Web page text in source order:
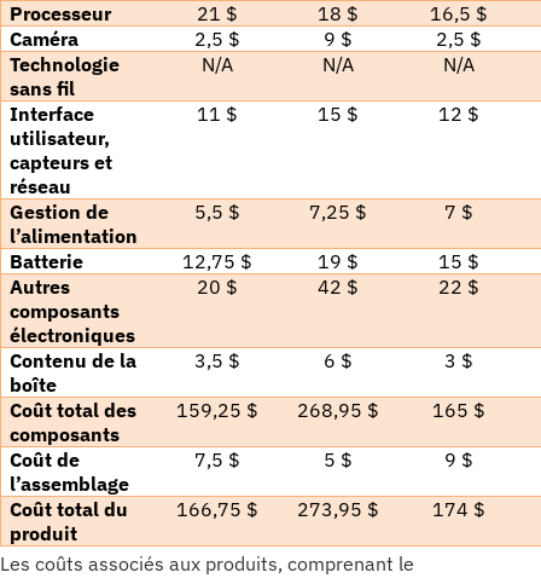
Processeur
21 $ 18 $
16,5 $
Caméra
2,5 $ 9 $
2,5 $
Technologie
sans fil
N/A N/A N/A
Interface
utilisateur,
capteurs et
réseau
11 $ 15 $ 12 $
Gestion de
l’alimentation
5,5 $ 7,25 $ 7 $
Batterie 12,75 $ 19 $
15 $
Autres
composants
électroniques
20 $ 42 $ 22 $
Contenu de la
boîte
3,5 $ 6 $ 3 $
Coût total des
composants
159,25 $ 268,95 $ 165 $
Coût de
l’assemblage
7,5 $ 5 $ 9 $
Coût total du
produit
166,75 $ 273,95 $ 174 $
Les coûts associés aux produits, comprenant le